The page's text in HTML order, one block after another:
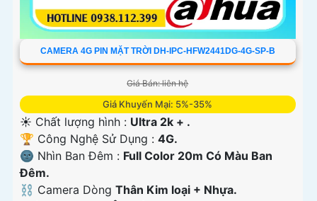
CAMERA 4G PIN MẶT TRỜI DH-IPC-HFW2441DG-4G-SP-B
Giá Bán: liên hệ
Giá Khuyến Mại: 5%-35%
☀️ Chất lượng hình : Ultra 2k + .
🏆 Công Nghệ Sử Dụng : 4G.
🌚 Nhìn Ban Đêm : Full Color 20m Có Màu Ban
Ðêm.
⛓ Camera Dòng Thân Kim loại + Nhựa.